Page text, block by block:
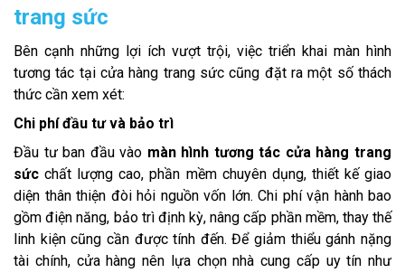
trang sức
Bên cạnh những lợi ích vượt trội, việc triển khai màn hình
tương tác tại cửa hàng trang sức cũng đặt ra một số thách
thức cần xem xét:
Chi phí đầu tư và bảo trì
Đầu tư ban đầu vào màn hình tương tác cửa hàng trang
sức chất lượng cao, phần mềm chuyên dụng, thiết kế giao
diện thân thiện đòi hỏi nguồn vốn lớn. Chi phí vận hành bao
gồm điện năng, bảo trì định kỳ, nâng cấp phần mềm, thay thế
linh kiện cũng cần được tính đến. Để giảm thiểu gánh nặng
tài chính, cửa hàng nên lựa chọn nhà cung cấp uy tín như